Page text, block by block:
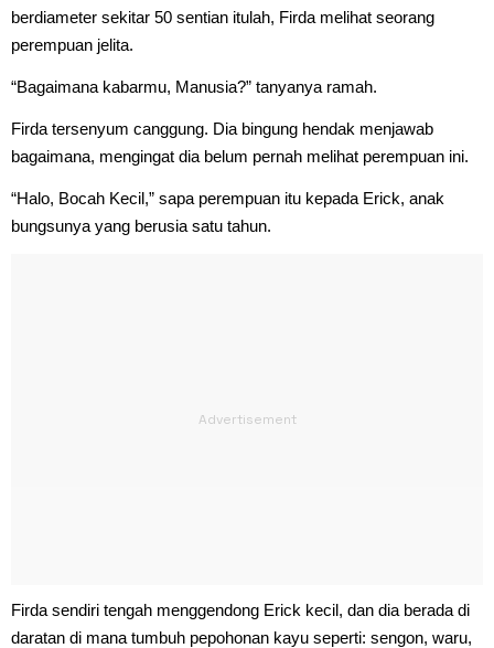
berdiameter sekitar 50 sentian itulah, Firda melihat seorang
perempuan jelita.
“Bagaimana kabarmu, Manusia?” tanyanya ramah.
Firda tersenyum canggung. Dia bingung hendak menjawab
bagaimana, mengingat dia belum pernah melihat perempuan ini.
“Halo, Bocah Kecil,” sapa perempuan itu kepada Erick, anak
bungsunya yang berusia satu tahun.
Firda sendiri tengah menggendong Erick kecil, dan dia berada di
daratan di mana tumbuh pepohonan kayu seperti: sengon, waru,